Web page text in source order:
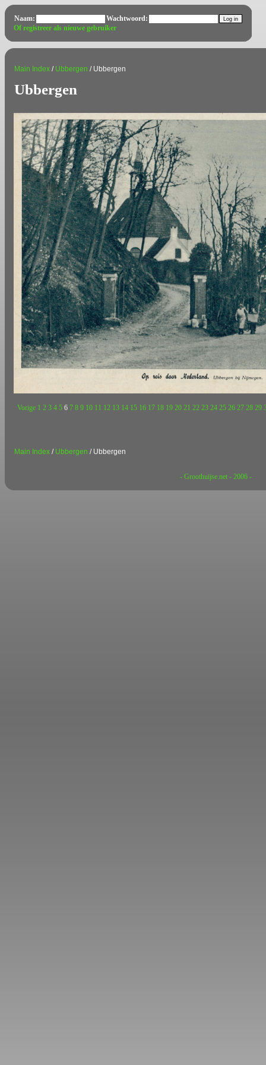
Naam:
Wachtwoord:
Of registreer als nieuwe gebruiker
Main Index / Ubbergen / Ubbergen
Ubbergen
Vorige 1 2 3 4 5 6 7 8 9 10 11 12 13 14 15 16 17 18 19 20 21 22 23 24 25 26 27 28 29
Main Index / Ubbergen / Ubbergen
- Groothuijse.net - 2006 -